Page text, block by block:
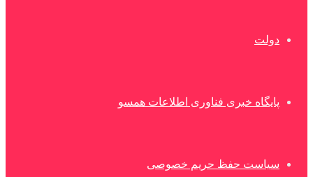
دولت
پایگاه خبری فناوری اطلاعات همسو
سیاست حفظ حریم خصوصی